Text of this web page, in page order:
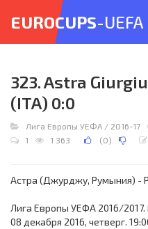
EUROCUPS-UEFA
323. Astra
(ITA) 0:0
Лига Европы УЕФА / 2016-17
1
1 363 (0)
Астра (Джурджу, Румыния) -
Лига Европы УЕФА 2016/2017.
08 декабря 2016, четверг.